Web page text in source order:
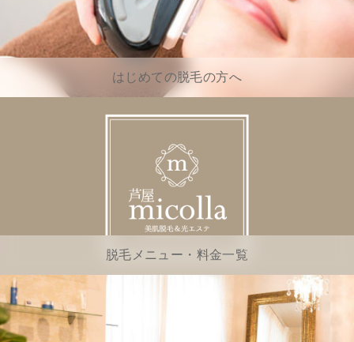
はじめての脱毛の方へ
脱毛メニュー・料金一覧